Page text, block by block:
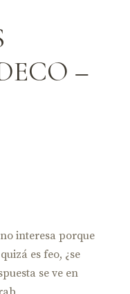
–
interesa porque
es feo, ¿se
se ve en